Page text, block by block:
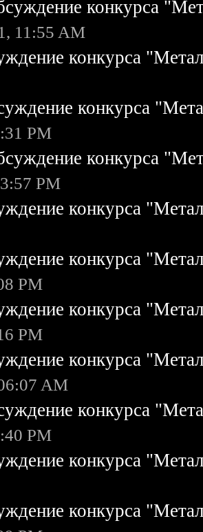
конкурса
11:55 AM
конкурса
конкурса
PM
конкурса
PM
конкурса
конкурса
PM
конкурса
PM
конкурса
AM
конкурса
PM
конкурса
конкурса